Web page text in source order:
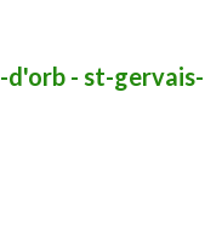
d'orb - st-gervais-